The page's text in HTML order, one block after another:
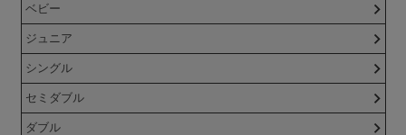
ベビー
ジュニア
シングル
セミダブル
ダブル